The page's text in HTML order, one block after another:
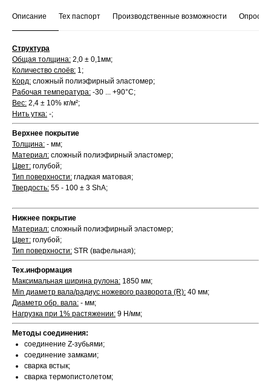
Описание Тех паспорт Производственные возможности
Структура
Общая толщина: 2,0 ± 0,1мм;
Количество слоёв: 1;
Корд: сложный полиэфирный эластомер;
Рабочая температура: -30 ... +90°С;
Вес: 2,4 ± 10% кг/м²;
Нить утка: -;
Верхнее покрытие
Толщина: - мм;
Материал: сложный полиэфирный эластомер;
Цвет: голубой;
Тип поверхности: гладкая матовая;
Твердость: 55 - 100 ± 3 ShA;
Нижнее покрытие
Материал: сложный полиэфирный эластомер;
Цвет: голубой;
Тип поверхности: STR (вафельная);
Тех.информация
Максимальная ширина рулона: 1850 мм;
Min диаметр вала/радиус ножевого разворота (R): 40 мм;
Диаметр обр. вала: - мм;
Нагрузка при 1% растяжении: 9 Н/мм;
Методы соединения:
соединение Z-зубьями;
соединение замками;
сварка встык;
сварка термопистолетом;